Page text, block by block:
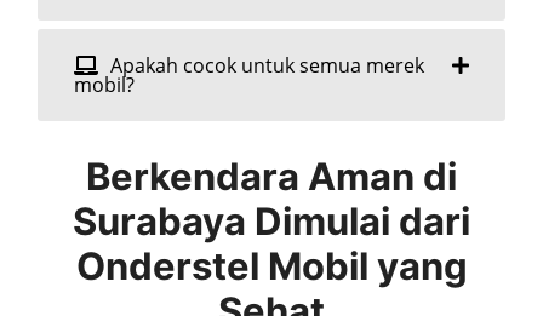
Apakah cocok untuk semua merek
mobil?
Berkendara Aman di
Surabaya Dimulai dari
Onderstel Mobil yang